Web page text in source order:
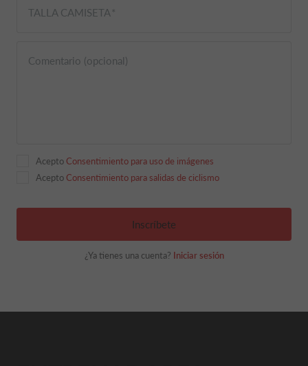
TALLA CAMISETA
Comentario (opcional)
Acepto Consentimiento para uso de imágenes
Acepto Consentimiento para salidas de ciclismo
Inscríbete
¿Ya tienes una cuenta? Iniciar sesión